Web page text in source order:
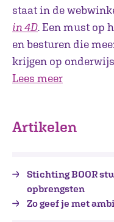
staat in de
in 4D.Een must op
en besturen die
krijgen op
Lees meer
Artikelen
Stichting BOOR
opbrengsten
Zo geef je met